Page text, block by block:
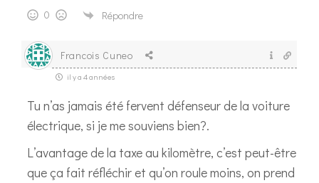
0 Répondre
Francois Cuneo
il y a 4 années
Tu n’as jamais été fervent défenseur de la voiture
électrique, si je me souviens bien?.
L’avantage de la taxe au kilomètre, c’est peut-être
que ça fait réfléchir et qu’on roule moins, on prend